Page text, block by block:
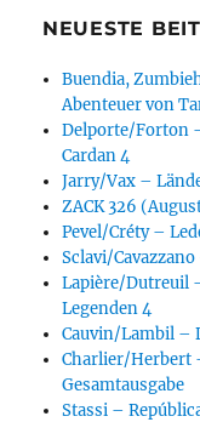
NEUESTE
Buendia,
Abenteuer von
Delporte/Forton
Cardan 4
Jarry/Vax –
ZACK 326
Pevel/Créty –
Sclavi/Cavazzano
Lapière/Dutreuil
Legenden 4
Cauvin/Lambil –
Charlier/Herbert
Gesamtausgabe
Stassi –